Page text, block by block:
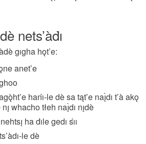
nets’àdı̀
gıgha hǫt’e:
anet’e
hanı̀-le dè sa tąt’e naı̨̀dı t’à akǫ
whacho tłeh naı̨̀dı nı̨dè
ha dı̀le gedı sı̀ı
le dè